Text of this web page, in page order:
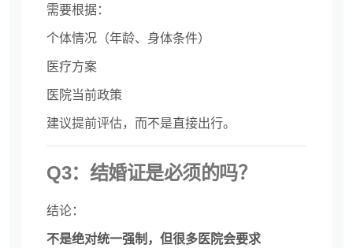
需要根据：
个体情况（年龄、身体条件）
医疗方案
医院当前政策
建议提前评估，而不是直接出行。
Q3：结婚证是必须的吗？
结论：
不是绝对统一强制，但很多医院会要求